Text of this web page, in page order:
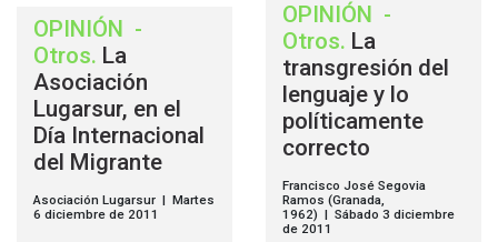
OPINIÓN
-
Otros. La
Asociación
Lugarsur, en el
Día Internacional
del Migrante
Asociación Lugarsur | Martes
6 diciembre de 2011
OPINIÓN
-
Otros. La
transgresión del
lenguaje y lo
políticamente
correcto
Francisco José Segovia
Ramos (Granada,
1962) | Sábado 3 diciembre
de 2011